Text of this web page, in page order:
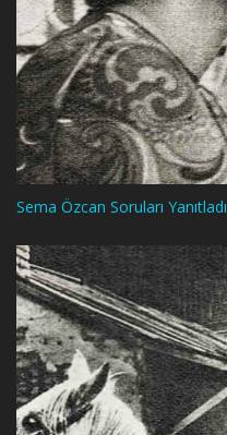
Sema Özcan Soruları Yanıtladı